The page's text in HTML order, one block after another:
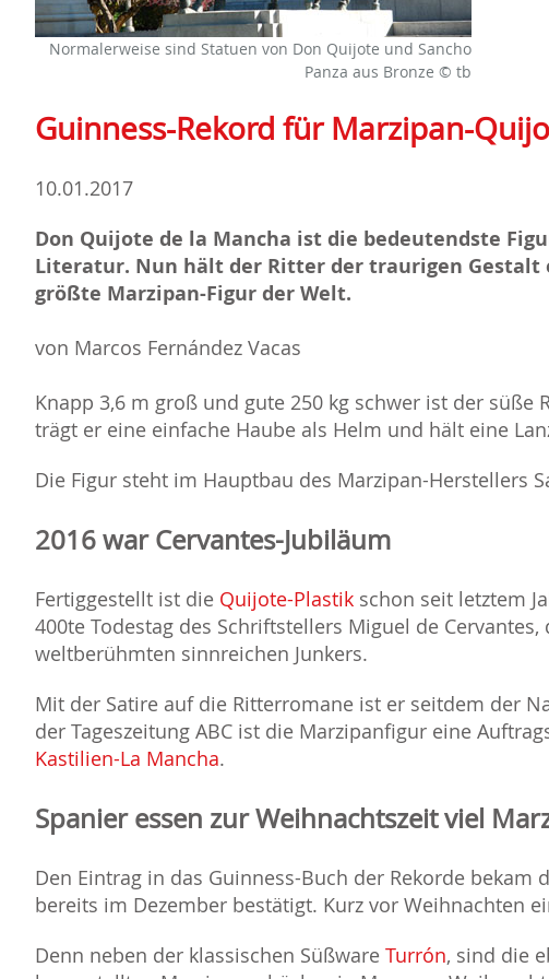
Normalerweise sind Statuen von Don Quijote und Sancho
Panza aus Bronze © tb
Guinness-Rekord für Marzipan-
10.01.2017
Don Quijote de la Mancha ist die bedeutendste
Literatur. Nun hält der Ritter der traurigen Gestalt
größte Marzipan-Figur der Welt.
von Marcos Fernández Vacas
Knapp 3,6 m groß und gute 250 kg schwer ist der süße
trägt er eine einfache Haube als Helm und hält eine
Die Figur steht im Hauptbau des Marzipan-Herstellers
2016 war Cervantes-Jubiläum
Fertiggestellt ist die Quijote-Plastik schon seit letztem
400te Todestag des Schriftstellers Miguel de
weltberühmten sinnreichen Junkers.
Mit der Satire auf die Ritterromane ist er seitdem der
der Tageszeitung ABC ist die Marzipanfigur eine
Kastilien-La Mancha.
Spanier essen zur Weihnachtszeit viel
Den Eintrag in das Guinness-Buch der Rekorde bekam
bereits im Dezember bestätigt. Kurz vor Weihnachten
Denn neben der klassischen Süßware Turrón, sind die